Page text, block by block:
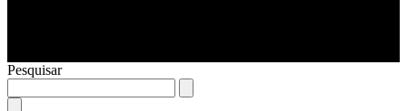
Pesquisar